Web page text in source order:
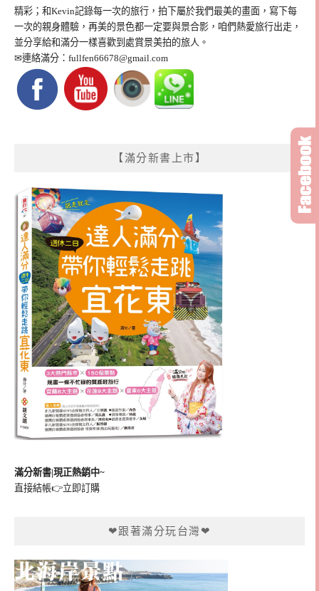
精彩；和Kevin記錄每一次的旅行，拍下屬於我們最美的畫面，寫下每
一次的親身體驗，再美的景色都一定要與景合影，咱們熱愛旅行出走，
並分享給和滿分一樣喜歡到處賞景美拍的旅人。
✉連絡滿分： fullfen66678@gmail.com
【滿分新書上市】
滿分新書|現正熱銷中~
直接結帳👉立即訂購
❤跟著滿分玩台灣❤